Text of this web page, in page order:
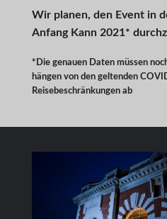
Wir planen, den Event in
Anfang Kann 2021*
*Die genauen Daten müssen
hängen von den geltenden
Reisebeschränkungen ab